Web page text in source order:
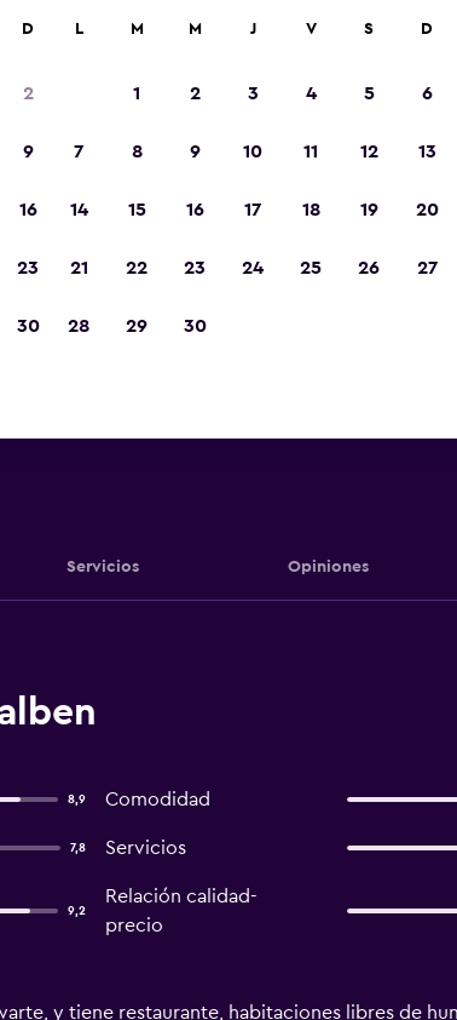
Servicios Opiniones
8,9 Comodidad
7,8 Servicios
9,2
Relación calidad-
precio
y tiene restaurante, habitaciones libres de
D
2
9
16
23
30
L M M J V S D
1 2 3 4 5 6
7 8 9 10 11 12 13
14 15 16 17 18 19 20
21 22 23 24 25 26 27
28 29 30